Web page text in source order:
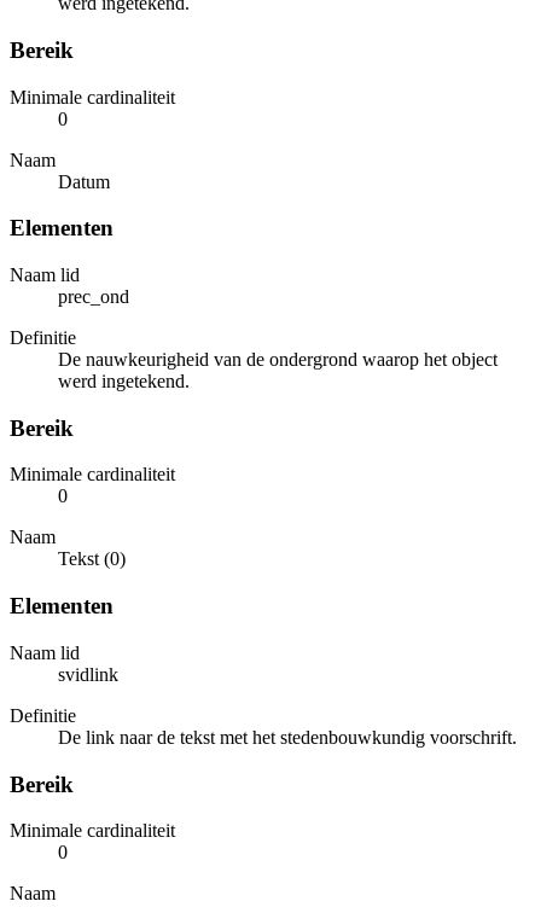
Bereik
Minimale cardinaliteit
0
Naam
Datum
Elementen
Naam lid
prec_ond
Definitie
De nauwkeurigheid van de ondergrond waarop het object
werd ingetekend.
Bereik
Minimale cardinaliteit
0
Naam
Tekst (0)
Elementen
Naam lid
svidlink
Definitie
De link naar de tekst met het stedenbouwkundig voorschrift.
Bereik
Minimale cardinaliteit
0
Naam